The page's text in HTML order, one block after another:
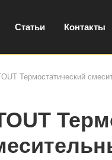
Статьи Контакты
Термостатический